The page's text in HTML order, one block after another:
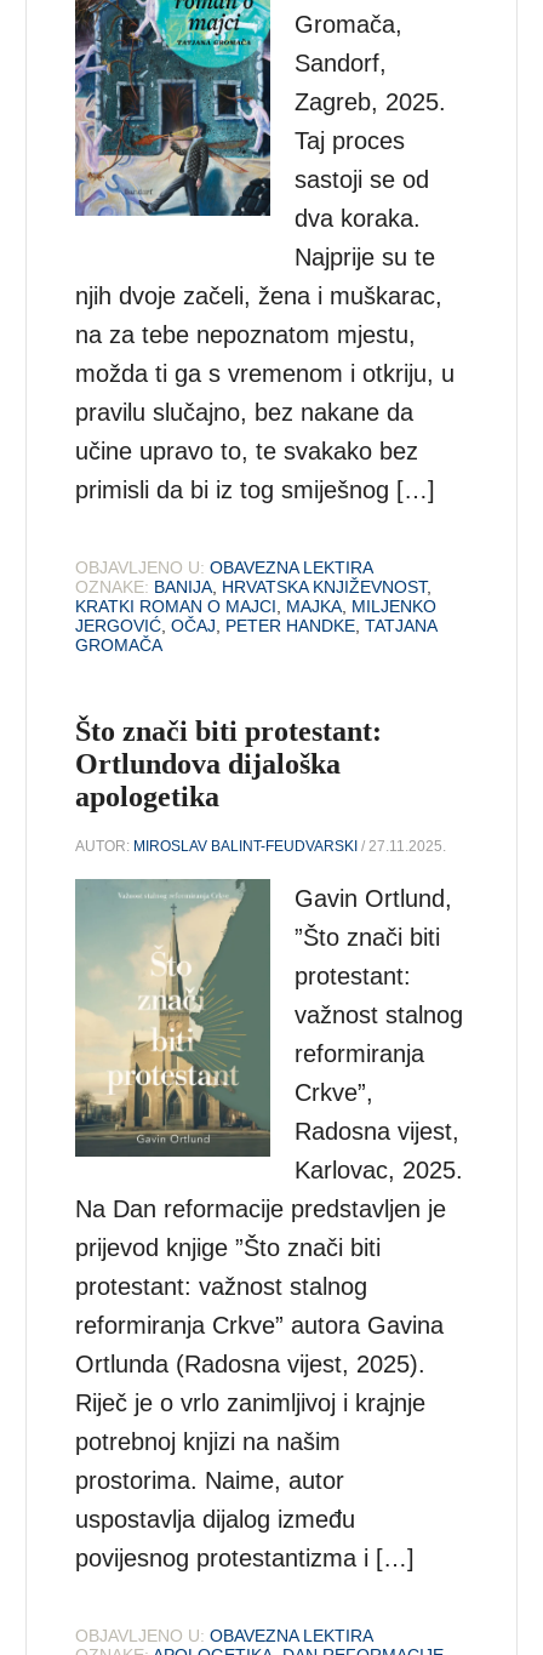
Gromača,
Sandorf,
Zagreb, 2025.
Taj proces
sastoji se od
dva koraka.
Najprije su te
njih dvoje začeli, žena i muškarac,
na za tebe nepoznatom mjestu,
možda ti ga s vremenom i otkriju, u
pravilu slučajno, bez nakane da
učine upravo to, te svakako bez
primisli da bi iz tog smiješnog […]
OBJAVLJENO U: OBAVEZNA LEKTIRA
OZNAKE: BANIJA HRVATSKA KNJIŽEVNOST,
KRATKI ROMAN O MAJCI
MAJKA MILJENKO
JERGOVIĆ ,OČAJ PETER HANDKE ,TATJANA
GROMAČA
Što znači biti protestant:
Ortlundova dijaloška
apologetika
AUTOR: MIROSLAV BALINT-FEUDVARSKI / 27.11.2025.
Gavin Ortlund,
”Što znači biti
protestant:
važnost stalnog
reformiranja
Crkve”,
Radosna vijest,
Karlovac, 2025.
Na Dan reformacije predstavljen je
prijevod knjige ”Što znači biti
protestant: važnost stalnog
reformiranja Crkve” autora Gavina
Ortlunda (Radosna vijest, 2025).
Riječ je o vrlo zanimljivoj i krajnje
potrebnoj knjizi na našim
prostorima. Naime, autor
uspostavlja dijalog između
povijesnog protestantizma i […]
OBJAVLJENO U: OBAVEZNA LEKTIRA